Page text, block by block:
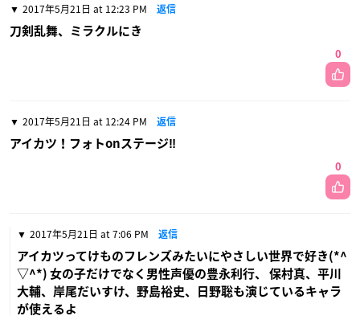
2017年5月21日 at 12:23 PM 返信
刀剣乱舞、ミラクルにき
0
2017年5月21日 at 12:24 PM 返信
アイカツ！フォトonステージ‼︎
0
2017年5月21日 at 7:06 PM 返信
アイカツってけものフレンズみたいにやさしい世界で好き(*^
▽^*) 女の子だけでなく男性声優の豊永利行、 保村真、平川
大輔、岸尾だいすけ、野島裕史、日野聡も演じているキャラ
が使えるよ